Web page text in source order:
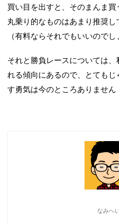
買い目を出すと、そのまんま買
丸乗り的なものはあまり推奨
（有料ならそれでもいいのでし
それと勝負レースについては
れる傾向にあるので、とても
す勇気は今のところありません
なみへ